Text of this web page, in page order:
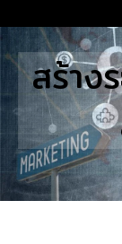
to
content
STUDIES
Search
for:สร้าง